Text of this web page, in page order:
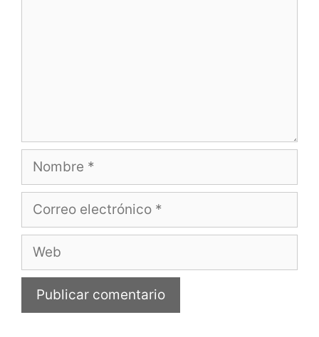
Nombre
Correo
electrónico
Web